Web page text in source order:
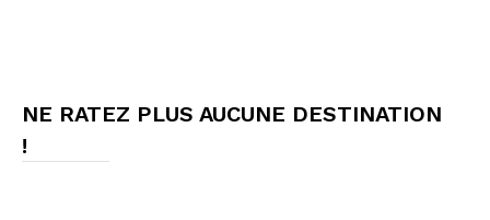
NE RATEZ PLUS AUCUNE DESTINATION
!